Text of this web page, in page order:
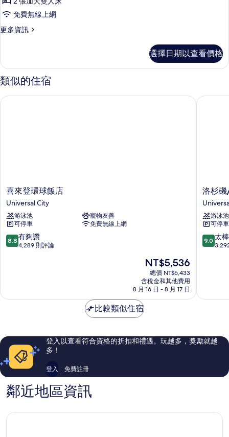
Accessible)
的
所
相
片
礙
(Hearing
Accessible)
套
房,
2
加
大
雙
人
免費無線上網
更多資訊
更
式
套
房,
張
選擇日期以查看價格
類似的住宿
喜
來
登
環
球
飯
店
喜來登環球飯店
Universal City
游泳池
寵物友善
可停車
免費無線上網
8.8
分，
夠
評
論
8.8 有夠讚
4,289 則評論
現
在
價
格
為
NT$5,536
總價 NT$6,433
含稅金和其他費用
8 月 16 日 - 8 月 17 日
喜來登環球飯店
洛
杉
磯/
環
球
影
城
洛杉
游泳池
可停車
9.0
分，
棒
評
論
9.0 太
洛杉磯/
比較類似住宿
登入以查看符合資格的折扣和禮遇。玩越多，獎勵就越
多！
登入 免費註冊
鄰近地區資訊